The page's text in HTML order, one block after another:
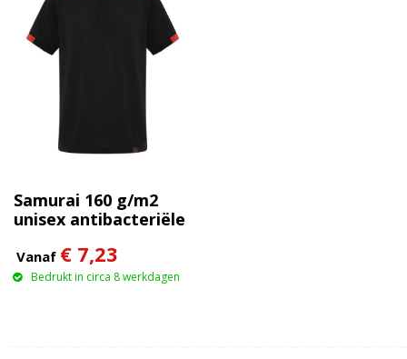
Samurai 160 g/m2
unisex antibacteriële
mouwen
Vanaf € 7,23
Bedrukt in circa 8 werkdagen